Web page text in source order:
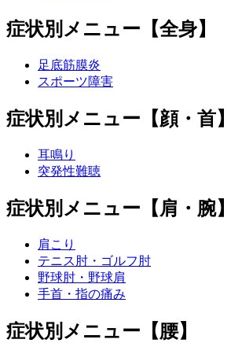
症状別メニュー【全身】
足底筋膜炎
スポーツ障害
症状別メニュー【顔・首】
耳鳴り
突発性難聴
症状別メニュー【肩・腕】
肩こり
テニス肘・ゴルフ肘
野球肘・野球肩
手首・指の痛み
症状別メニュー【腰】